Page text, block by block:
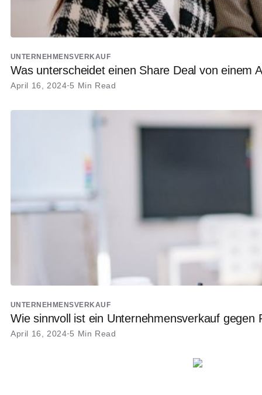
UNTERNEHMENSVERKAUF
Was unterscheidet einen Share Deal von einem
April 16, 2024 5 Min Read
UNTERNEHMENSVERKAUF
Wie sinnvoll ist ein Unternehmensverkauf gegen
April 16, 2024 5 Min Read